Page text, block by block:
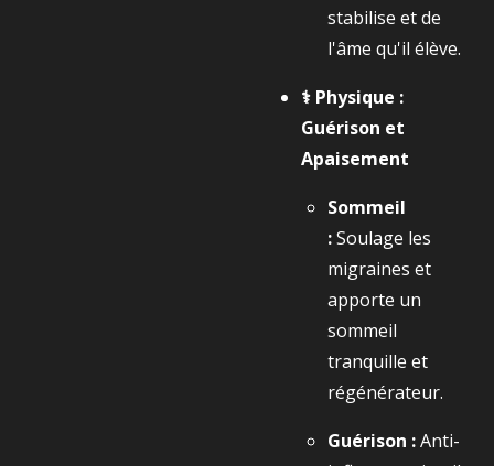
stabilise et de
l'âme qu'il élève.
⚕️ Physique :
Guérison et
Apaisement
Sommeil
:Soulage les
migraines et
apporte un
sommeil
tranquille et
régénérateur.
Guérison :Anti-